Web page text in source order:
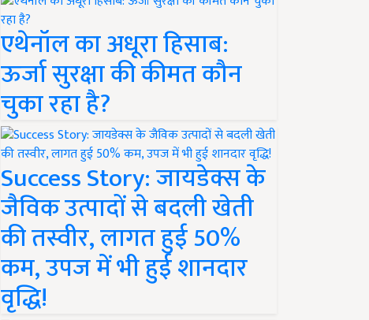
एथेनॉल का अधूरा हिसाब:
ऊर्जा सुरक्षा की कीमत कौन
चुका रहा है?
Success Story: जायडेक्स के
जैविक उत्पादों से बदली खेती
की तस्वीर, लागत हुई 50%
कम, उपज में भी हुई शानदार
वृद्धि!